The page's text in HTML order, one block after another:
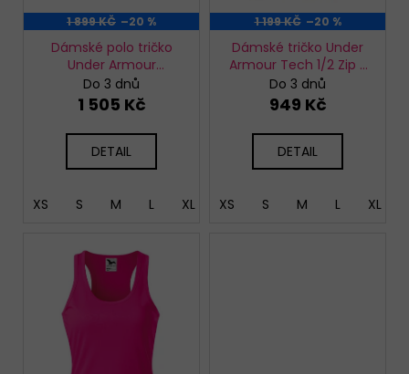
t
ů
1 899 KČ –20 %
Dámské polo tričko
Under Armour
ArmourDry Printed
Polo
Do 3 dnů
1 505 Kč
DETAIL
XS S M L XL XXL
1 199 KČ –20 %
Dámské tričko Under
Armour Tech 1/2 Zip -
Twist
Do 3 dnů
949 Kč
DETAIL
XS S M L XL